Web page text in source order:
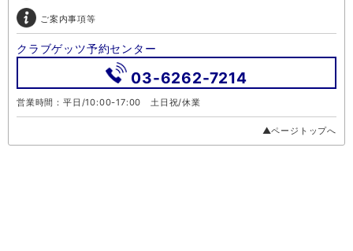
ご案内事項等
クラブゲッツ予約センター
03-6262-7214
営業時間：平日/10:00-17:00 土日祝/休業
▲ページトップへ